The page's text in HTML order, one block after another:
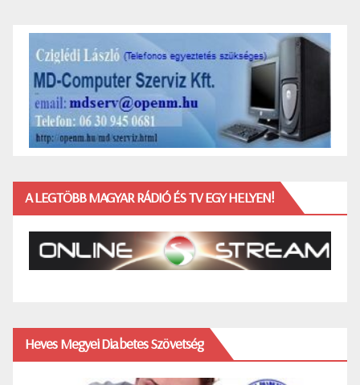
A LEGTÖBB MAGYAR RÁDIÓ ÉS TV EGY HELYEN!
Heves Megyei Diabetes Szövetség